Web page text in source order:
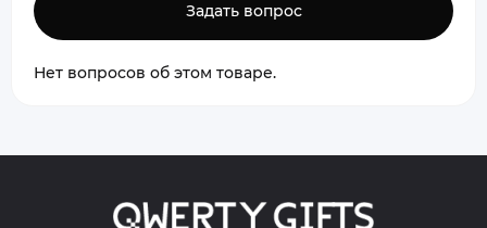
Задать вопрос
Нет вопросов об этом товаре.